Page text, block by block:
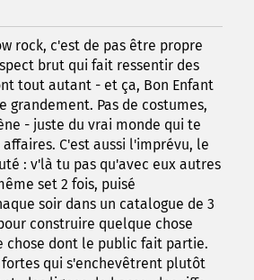
rock, c'est de pas être propre
brut qui fait ressentir des
tout autant - et ça, Bon Enfant
grandement. Pas de costumes,
- juste du vrai monde qui te
C'est aussi l'imprévu, le
: v'là tu pas qu'avec eux autres
set 2 fois, puisé
soir dans un catalogue de 3
construire quelque chose
chose dont le public fait partie.
fortes qui s'enchevêtrent plutôt